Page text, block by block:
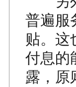
普遍服
贴。这
付息的
露，原